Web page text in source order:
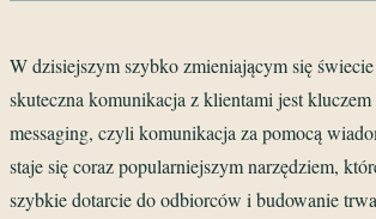
W dzisiejszym szybko zmieniającym się
skuteczna komunikacja z klientami jest
messaging, czyli komunikacja za pomocą
staje się coraz popularniejszym narzędziem,
szybkie dotarcie do odbiorców i budowanie